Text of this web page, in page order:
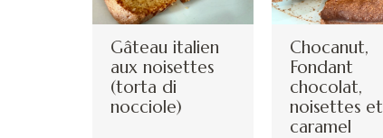
Gâteau italien
aux noisettes
(torta di
nocciole)
Chocanut,
Fondant
chocolat,
noisettes et
caramel